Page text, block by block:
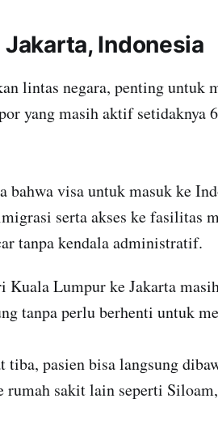
Indonesia
lintas negara, penting untuk
yang masih aktif setidaknya
bahwa visa untuk masuk ke
serta akses ke fasilitas
tanpa kendala administratif.
Kuala Lumpur ke Jakarta
tanpa perlu berhenti untuk
pasien bisa langsung
rumah sakit lain seperti